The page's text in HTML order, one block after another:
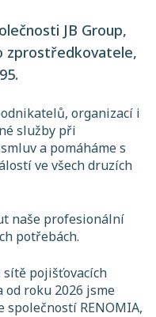
JB Group,
zprostředkovatele,
organizací i
služby při
a pomáháme s
ve všech druzích
naše profesionální
potřebách.
sítě pojišťovacích
od roku 2026 jsme
RENOMIA,